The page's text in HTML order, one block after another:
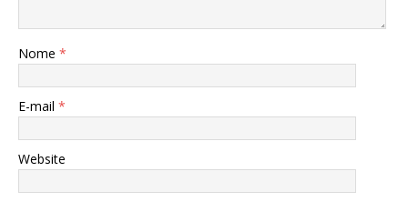
Nome *
E-mail *
Website